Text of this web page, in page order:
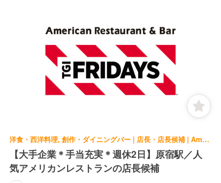
洋食・西洋料理, 創作・ダイニングバー | 店長・店長候補 | AmericanRestaurant&Bar TGIフライデーズ 原宿店
【大手企業＊手当充実＊週休2日】原宿駅／人
気アメリカンレストランの店長候補